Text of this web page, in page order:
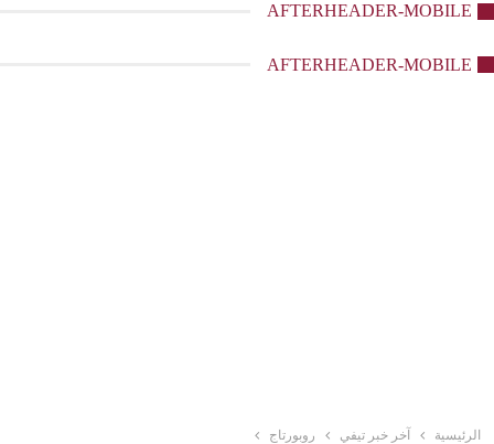
AFTERHEADER-MOBILE
AFTERHEADER-MOBILE
الرئيسية آخر خبر تيفي روبورتاج